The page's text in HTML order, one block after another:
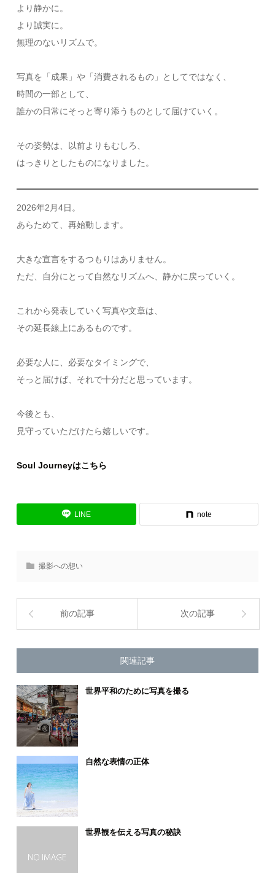
より静かに。
より誠実に。
無理のないリズムで。
写真を「成果」や「消費されるもの」としてではなく、
時間の一部として、
誰かの日常にそっと寄り添うものとして届けていく。
その姿勢は、以前よりもむしろ、
はっきりとしたものになりました。
2026年2月4日。
あらためて、再始動します。
大きな宣言をするつもりはありません。
ただ、自分にとって自然なリズムへ、静かに戻っていく。
これから発表していく写真や文章は、
その延長線上にあるものです。
必要な人に、必要なタイミングで、
そっと届けば、それで十分だと思っています。
今後とも、
見守っていただけたら嬉しいです。
Soul Journeyはこちら
LINE note
撮影への想い
前の記事 次の記事
関連記事
世界平和のために写真を撮る
自然な表情の正体
世界観を伝える写真の秘訣